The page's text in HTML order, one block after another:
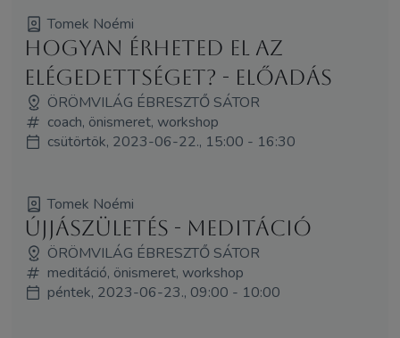
Tomek Noémi
Hogyan érheted el az
elégedettséget? - előadás
ÖRÖMVILÁG ÉBRESZTŐ SÁTOR
coach, önismeret, workshop
csütörtök, 2023-06-22., 15:00 - 16:30
Tomek Noémi
Újjászületés - meditáció
ÖRÖMVILÁG ÉBRESZTŐ SÁTOR
meditáció, önismeret, workshop
péntek, 2023-06-23., 09:00 - 10:00